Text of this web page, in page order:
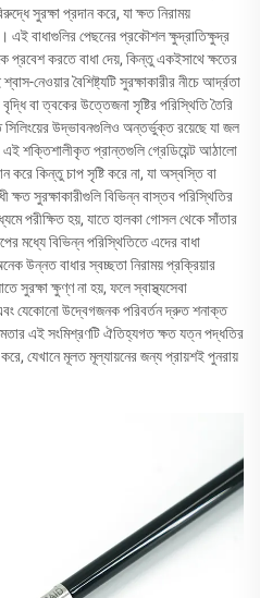
সুরক্ষা প্রদান করে, যা ক্ষত নিরাময়
এই বাধাগুলির পেছনের প্রকৌশল ক্ষুদ্রাতিক্ষুদ্র
করতে বাধা দেয়, কিন্তু একইসাথে ক্ষতের
নেওয়ার বৈশিষ্ট্যটি সুরক্ষাকারীর নীচে আর্দ্রতা
বা ত্বকের উত্তেজনা সৃষ্টির পরিস্থিতি তৈরি
উদ্ভাবনগুলিও অন্তর্ভুক্ত রয়েছে যা জল
এই শক্তিশালীকৃত প্রান্তগুলি গ্রেডিয়েন্ট আঠালো
করে কিন্তু চাপ সৃষ্টি করে না, যা অস্বস্তি বা
সুরক্ষাকারীগুলি বিভিন্ন বাস্তব পরিস্থিতির
পরীক্ষিত হয়, যাতে হালকা গোসল থেকে সাঁতার
মধ্যে বিভিন্ন পরিস্থিতিতে এদের বাধা
উন্নত বাধার স্বচ্ছতা নিরাময় প্রক্রিয়ার
সুরক্ষা ক্ষুণ্ণ না হয়, ফলে স্বাস্থ্যসেবা
যেকোনো উদ্বেগজনক পরিবর্তন দ্রুত শনাক্ত
এই সংমিশ্রণটি ঐতিহ্যগত ক্ষত যত্ন পদ্ধতির
যেখানে মূলত মূল্যায়নের জন্য প্রায়শই পুনরায়